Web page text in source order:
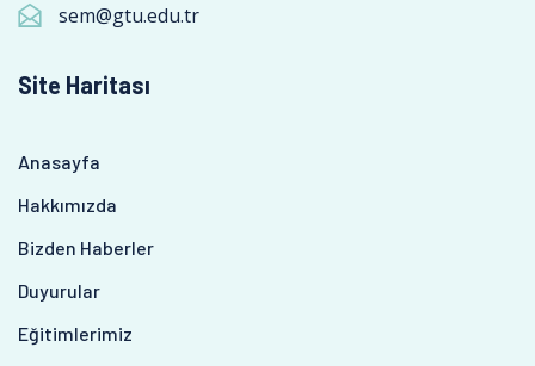
sem@gtu.edu.tr
Site Haritası
Anasayfa
Hakkımızda
Bizden Haberler
Duyurular
Eğitimlerimiz